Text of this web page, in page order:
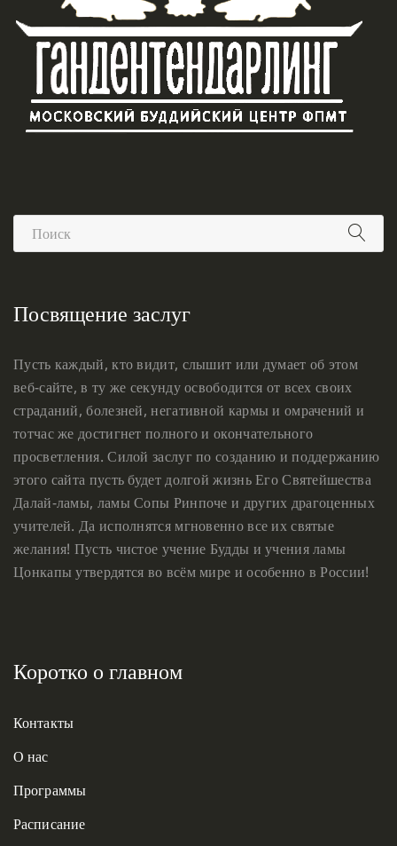
Посвящение заслуг
Пусть каждый, кто видит, слышит или думает об этом
веб-сайте, в ту же секунду освободится от всех своих
страданий, болезней, негативной кармы и омрачений и
тотчас же достигнет полного и окончательного
просветления. Силой заслуг по созданию и поддержанию
этого сайта пусть будет долгой жизнь Его Святейшества
Далай-ламы, ламы Сопы Ринпоче и других драгоценных
учителей. Да исполнятся мгновенно все их святые
желания! Пусть чистое учение Будды и учения ламы
Цонкапы утвердятся во всём мире и особенно в России!
Коротко о главном
Контакты
О нас
Программы
Расписание